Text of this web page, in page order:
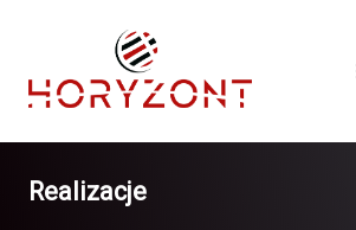
Realizacje